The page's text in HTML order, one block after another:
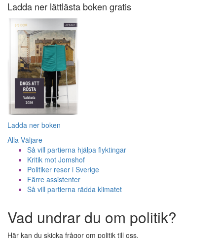
Ladda ner lättlästa boken gratis
Ladda ner boken
Alla Väljare
Så vill partierna hjälpa flyktingar
Kritik mot Jomshof
Politiker reser i Sverige
Färre assistenter
Så vill partierna rädda klimatet
Vad undrar du om politik?
Här kan du skicka frågor om politik till oss.